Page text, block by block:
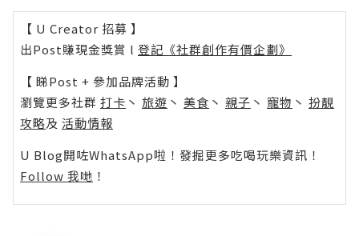
【 U Creator 招募 】
出Post賺現金獎賞 l 登記《社群創作有價企劃》
【 睇Post + 參加品牌活動 】
瀏覽更多社群 打卡 丶 旅遊 丶 美食 丶 親子 丶 寵物 丶 扮靚
攻略及 活動情報
U Blog開咗WhatsApp啦！發掘更多吃喝玩樂資訊！
Follow 我哋 ！